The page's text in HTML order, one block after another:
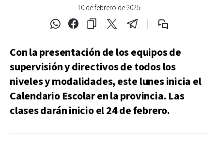
10 de febrero de 2025
Con la presentación de los equipos de
supervisión y directivos de todos los
niveles y modalidades, este lunes inicia el
Calendario Escolar en la provincia. Las
clases darán inicio el 24 de febrero.